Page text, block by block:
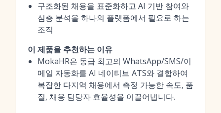
구조화된 채용을 표준화하고 AI 기반 참여와
심층 분석을 하나의 플랫폼에서 필요로 하는
조직
이 제품을 추천하는 이유
MokaHR은 동급 최고의 WhatsApp/SMS/이
메일 자동화를 AI 네이티브 ATS와 결합하여
복잡한 다지역 채용에서 측정 가능한 속도, 품
질, 채용 담당자 효율성을 이끌어냅니다.